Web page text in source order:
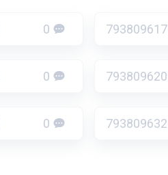
0
0
0